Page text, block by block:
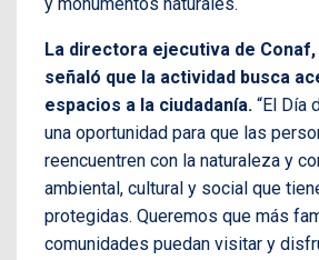
y monumentos naturales.
La directora ejecutiva de Conaf,
señaló que la actividad busca
espacios a la ciudadanía. “El Día
una oportunidad para que las
reencuentren con la naturaleza y
ambiental, cultural y social que
protegidas. Queremos que más
comunidades puedan visitar y